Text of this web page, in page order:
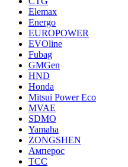
Elemax
Energo
EUROPOWER
EVOline
Fubag
GMGen
HND
Honda
Mitsui Power Eco
MVAE
SDMO
Yamaha
ZONGSHEN
Амперос
ТСС